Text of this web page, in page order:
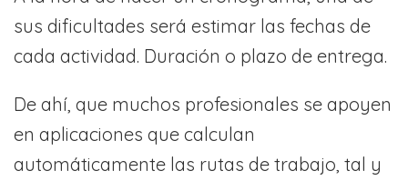
sus dificultades será estimar las fechas de
cada actividad. Duración o plazo de entrega.
De ahí, que muchos profesionales se apoyen
en aplicaciones que calculan
automáticamente las rutas de trabajo, tal y